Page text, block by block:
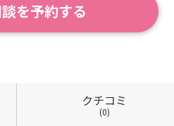
を予約する
クチコミ
(0)